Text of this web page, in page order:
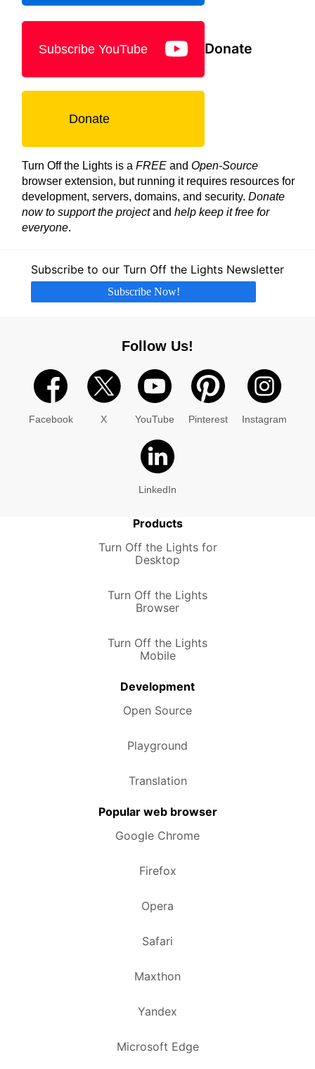
Subscribe YouTube Donate
Donate
Turn Off the Lights is a FREE and Open-Source
browser extension, but running it requires resources for
development, servers, domains, and security. Donate
now to support the projectand help keep it free for
everyone.
Subscribe to our Turn Off the Lights Newsletter
Subscribe Now!
Follow Us!
Facebook X YouTube Pinterest Instagram
LinkedIn
Products
Turn Off the Lights for
Desktop
Turn Off the Lights
Browser
Turn Off the Lights
Mobile
Development
Open Source
Playground
Translation
Popular web browser
Google Chrome
Firefox
Opera
Safari
Maxthon
Yandex
Microsoft Edge